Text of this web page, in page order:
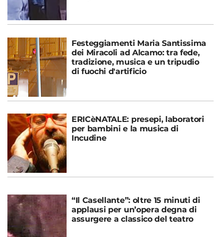
Festeggiamenti Maria Santissima
dei Miracoli ad Alcamo: tra fede,
tradizione, musica e un tripudio
di fuochi d'artificio
ERICèNATALE: presepi, laboratori
per bambini e la musica di
Incudine
“Il Casellante”: oltre 15 minuti di
applausi per un’opera degna di
assurgere a classico del teatro